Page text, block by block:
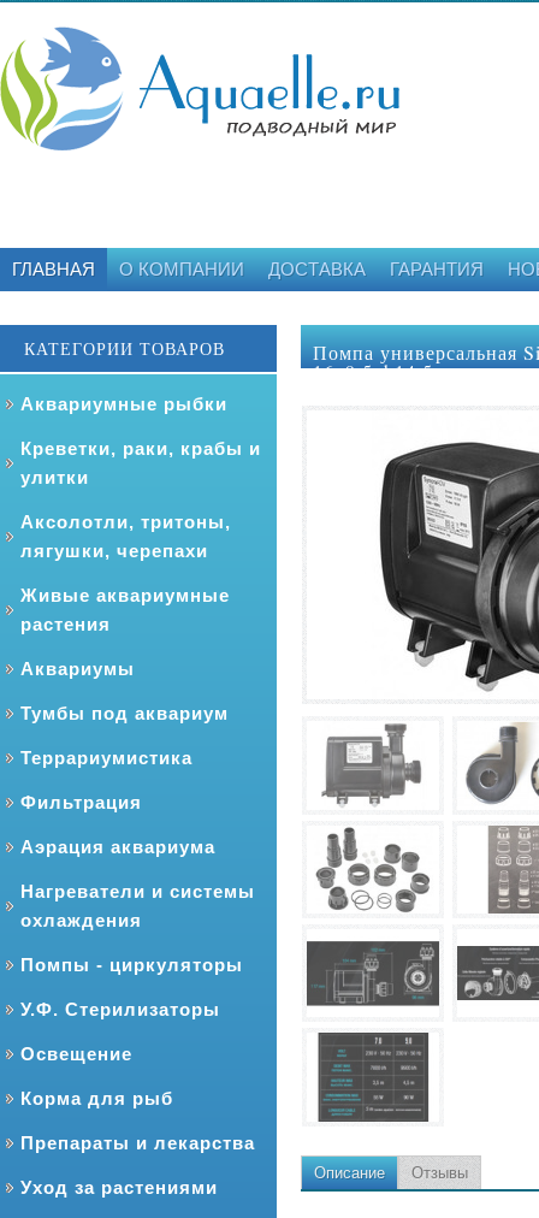
ГЛАВНАЯ О КОМПАНИИ ДОСТАВКА ГАРАНТИЯ
КАТЕГОРИИ ТОВАРОВ
Аквариумные рыбки
Креветки, раки, крабы и
улитки
Аксолотли, тритоны,
лягушки, черепахи
Живые аквариумные
растения
Аквариумы
Тумбы под аквариум
Террариумистика
Фильтрация
Аэрация аквариума
Нагреватели и системы
охлаждения
Помпы - циркуляторы
У.Ф. Стерилизаторы
Освещение
Корма для рыб
Препараты и лекарства
Уход за растениями
Помпа универсальная
16х9,5хh14,5 cм
Описание Отзывы